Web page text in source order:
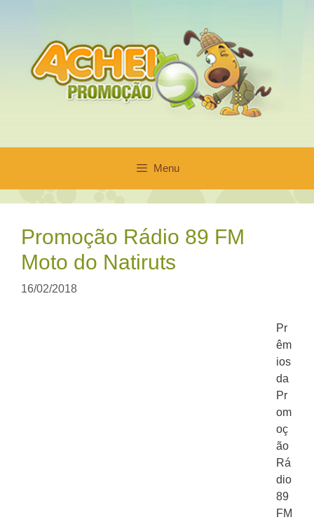
conteúdo
Menu
Promoção Rádio 89 FM
Moto do Natiruts
16/02/2018
Pr
êm
ios
da
Pr
om
oç
ão
Rá
dio
89
FM